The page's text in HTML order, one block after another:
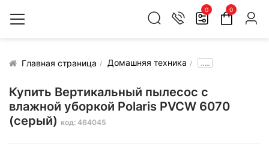
0 0
Главная страница Домашняя техника .....
Купить Вертикальный пылесос с
влажной уборкой Polaris PVCW 6070
(серый) код: 464045